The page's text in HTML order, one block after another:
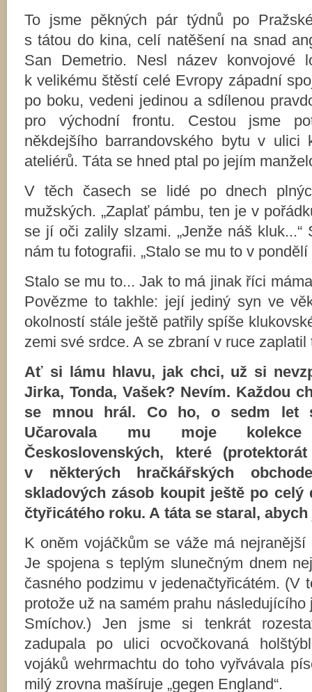
To jsme pěkných pár týdnů po
s tátou do kina, celí natěšení na snad
San Demetrio. Nesl název
k velikému štěstí celé Evropy západní
po boku, vedeni jedinou a sdílenou
pro východní frontu. Cestou jsme
někdejšího barrandovského bytu v ulici
ateliérů. Táta se hned ptal po jejím
V těch časech se lidé po dnech
mužských. „Zaplať pámbu, ten je v
se jí oči zalily slzami. „Jenže náš
nám tu fotografii. „Stalo se mu to v
Stalo se mu to... Jak to má jinak říci
Povězme to takhle: její jediný syn ve
okolností stále ještě patřily spíše
zemi své srdce. A se zbraní v ruce
Ať si lámu hlavu, jak chci, už si
Jirka, Tonda, Vašek? Nevím. Každou
se mnou hrál. Co ho, o sedm let
Učarovala mu moje kolekce
Československých, které
v některých hračkářských
skladových zásob koupit ještě po celý
čtyřicátého roku. A táta se staral,
K oněm vojáčkům se váže má
Je spojena s teplým slunečným dnem
časného podzimu v jedenačtyřicátém. (V
protože už na samém prahu
Smíchov.) Jen jsme si tenkrát
zadupala po ulici ocvočkovaná
vojáků wehrmachtu do toho vyřvávala
milý zrovna mašíruje „gegen England“.